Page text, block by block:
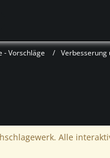
- Vorschläge Verbesserung
Alle